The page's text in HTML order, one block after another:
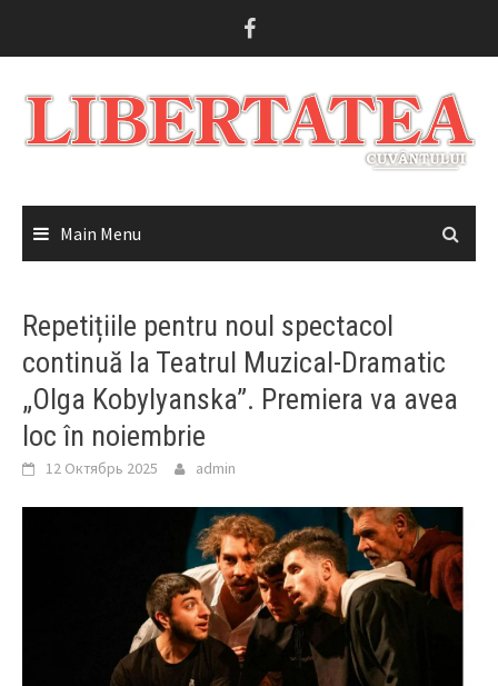
Main Menu
Repetițiile pentru noul spectacol
continuă la Teatrul Muzical-Dramatic
„Olga Kobylyanska”. Premiera va avea
loc în noiembrie
12 Октябрь 2025 admin